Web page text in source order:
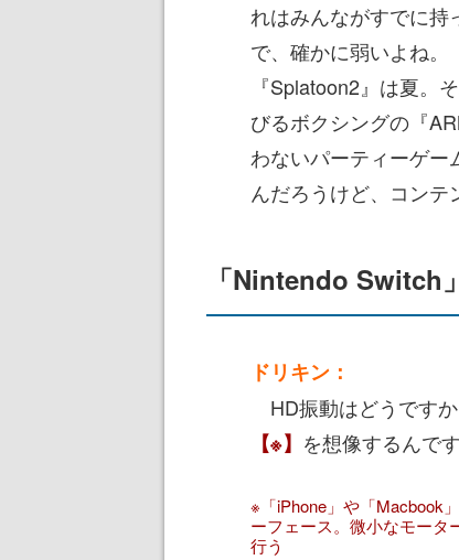
れはみんながすでに
で、確かに弱いよね。
『Splatoon2』は夏。
びるボクシングの『
わないパーティーゲー
んだろうけど、コンテ
「Nintendo Switch
ドリキン：
HD振動はどうですか
【※】 を想像するんです
※「iPhone」や「Macbook
ーフェース。微小なモータ
行う